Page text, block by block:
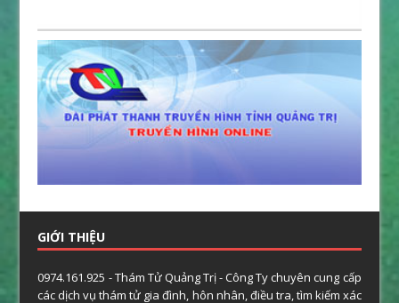
GIỚI THIỆU
0974.161.925 - Thám Tử Quảng Trị - Công Ty chuyên cung cấp
các dịch vụ thám tử gia đình, hôn nhân, điều tra, tìm kiếm xác